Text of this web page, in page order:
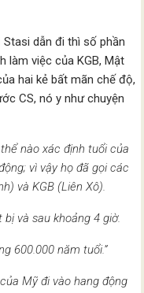
dẫn đi thì số phần
làm việc của KGB, Mật
hai kẻ bất mãn chế độ,
CS, nó y như chuyện
nào xác định tuổi của
vì vậy họ đã gọi các
và KGB (Liên Xô).
và sau khoảng 4 giờ.
600.000 năm tuổi.”
Mỹ đi vào hang động